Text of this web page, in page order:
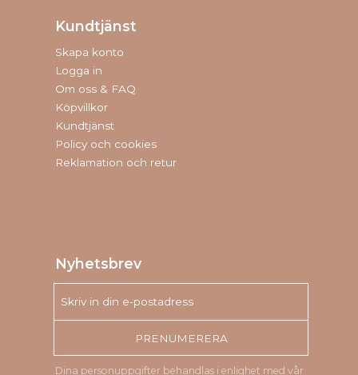
Kundtjänst
Skapa konto
Logga in
Om oss & FAQ
Köpvillkor
Kundtjänst
Policy och cookies
Reklamation och retur
Nyhetsbrev
PRENUMERERA
Dina personuppgifter behandlas i enlighet med vår